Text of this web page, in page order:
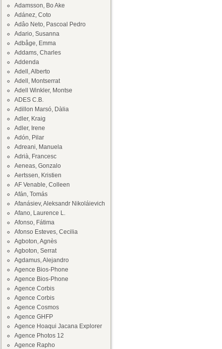
Adamsson, Bo Ake
Adánez, Coto
Adâo Neto, Pascoal Pedro
Adario, Susanna
Adbåge, Emma
Addams, Charles
Addenda
Adell, Alberto
Adell, Montserrat
Adell Winkler, Montse
ADES C.B.
Adillon Marsó, Dàlia
Adler, Kraig
Adler, Irene
Adón, Pilar
Adreani, Manuela
Adrià, Francesc
Aeneas, Gonzalo
Aertssen, Kristien
AF Venable, Colleen
Afán, Tomás
Afanásiev, Aleksandr Nikoláievich
Afano, Laurence L.
Afonso, Fátima
Afonso Esteves, Cecilia
Agboton, Agnès
Agboton, Serrat
Agdamus, Alejandro
Agence Bios-Phone
Agence Bios-Phone
Agence Corbis
Agence Corbis
Agence Cosmos
Agence GHFP
Agence Hoaqui Jacana Explorer
Agence Photos 12
Agence Rapho